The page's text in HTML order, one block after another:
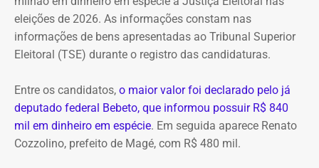
tributo no momento da venda para o consumidor final,
algo que nunca foi feito, de acordo com a investigação.
*Com informações do blog do Octávio Guedes, do portal
eleições de 2026. As informações constam nas
informações de bens apresentadas ao Tribunal Superior
Eleitoral (TSE) durante o registro das candidaturas.
Entre os candidatos, o maior valor foi declarado pelo já
deputado federal Bebeto, que informou possuir R$ 840
mil em dinheiro em espécie. Em seguida aparece Renato
Cozzolino, prefeito de Magé, com R$ 480 mil.